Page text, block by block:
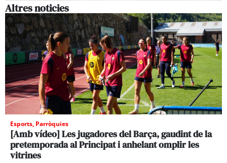
Altres noticies
Esports, Parròquies
[Amb vídeo] Les jugadores del Barça, gaudint de la
pretemporada al Principat i anhelant omplir les
vitrines